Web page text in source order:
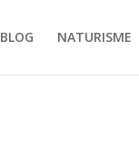
BLOG NATURISME